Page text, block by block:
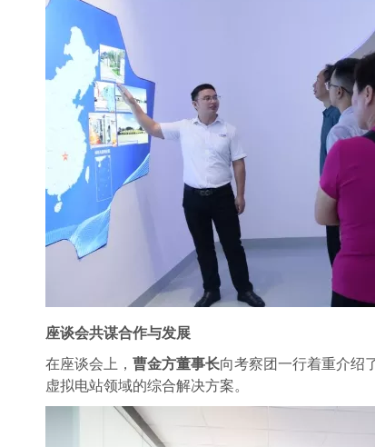
座谈会共谋合作与发展
在座谈会上， 曹金方董事长向考察团一行着重介绍
虚拟电站领域的综合解决方案。